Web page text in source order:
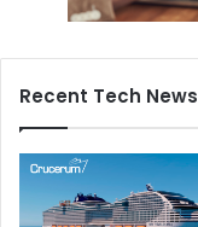
Recent Tech News